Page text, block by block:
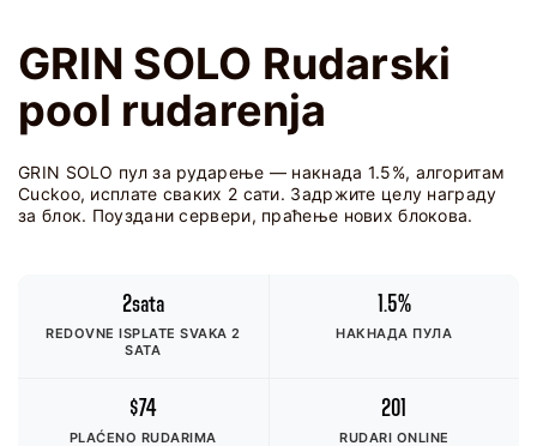
GRIN SOLO Rudarski
pool rudarenja
GRIN SOLO пул за рударење — накнада 1.5%, алгоритам
Cuckoo, исплате сваких 2 сати. Задржите целу награду
за блок. Поуздани сервери, праћење нових блокова.
2sata
REDOVNE ISPLATE SVAKA 2
SATA
1.5%
НАКНАДА ПУЛА
$74
PLAĆENO RUDARIMA
201
RUDARI ONLINE